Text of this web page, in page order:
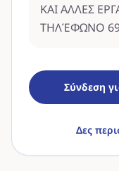
ΚΑΙ ΑΛΛΕΣ
ΤΗΛΈΦΩΝΟ
Σύνδεση
Δες